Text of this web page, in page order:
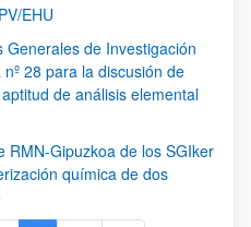
EHU
de Investigación
28 para la discusión de
de análisis elemental
RMN-Gipuzkoa de los SGIker
química de dos